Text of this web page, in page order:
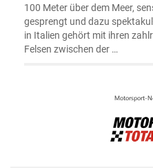
100 Meter über dem Meer,
gesprengt und dazu
in Italien gehört mit ihren
Felsen zwischen der …